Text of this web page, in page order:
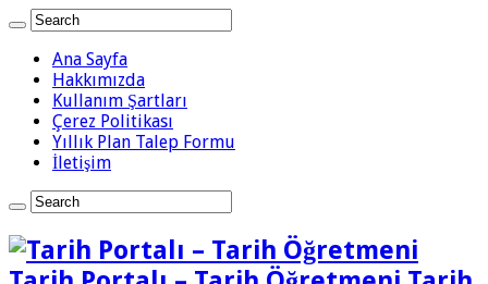
Ana Sayfa
Hakkımızda
Kullanım Şartları
Çerez Politikası
Yıllık Plan Talep Formu
İletişim